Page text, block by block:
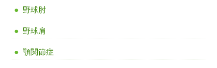
野球肘
野球肩
顎関節症